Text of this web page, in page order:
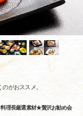
がおススメ。
理長厳選素材★贅沢お勧め会